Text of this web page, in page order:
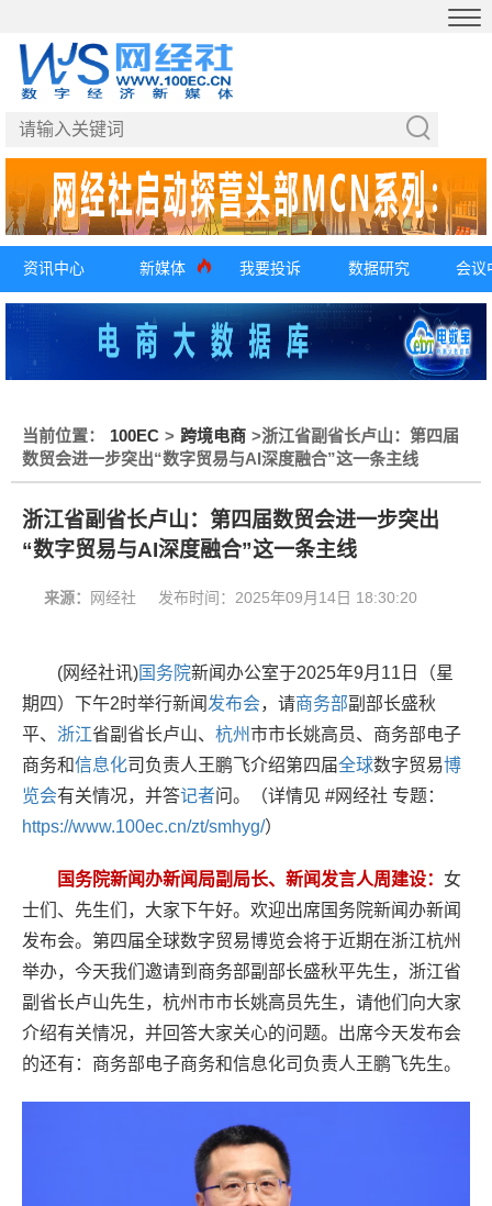
资讯中心 新媒体 我要投诉 数据研究 会议
当前位置： 100EC > 跨境电商 >浙江省副省长卢山：第四届
数贸会进一步突出“数字贸易与AI深度融合”这一条主线
浙江省副省长卢山：第四届数贸会进一步突出
“数字贸易与AI深度融合”这一条主线
来源： 网经社 发布时间： 2025年09月14日 18:30:20
(网经社讯)国务院新闻办公室于2025年9月11日（星
期四）下午2时举行新闻 发布会，请商务部副部长盛秋
平、 浙江省副省长卢山、 杭州市市长姚高员、商务部电子
商务和信息化司负责人王鹏飞介绍第四届全球数字贸易博
览会有关情况，并答记者问。
（详情见 #网经社 专题：
https://www.100ec.cn/zt/smhyg/）
国务院新闻办新闻局副局长、新闻发言人周建设： 女
士们、先生们，大家下午好。欢迎出席国务院新闻办新闻
发布会。第四届全球数字贸易博览会将于近期在浙江杭州
举办，今天我们邀请到商务部副部长盛秋平先生，浙江省
副省长卢山先生，杭州市市长姚高员先生，请他们向大家
介绍有关情况，并回答大家关心的问题。出席今天发布会
的还有：商务部电子商务和信息化司负责人王鹏飞先生。